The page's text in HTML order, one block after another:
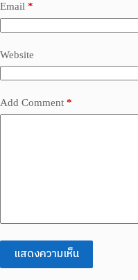
Email *
Website
Add Comment *
แสดงความเห็น